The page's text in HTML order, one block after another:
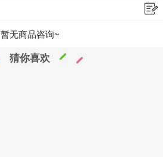
暂无商品咨询~
猜你喜欢